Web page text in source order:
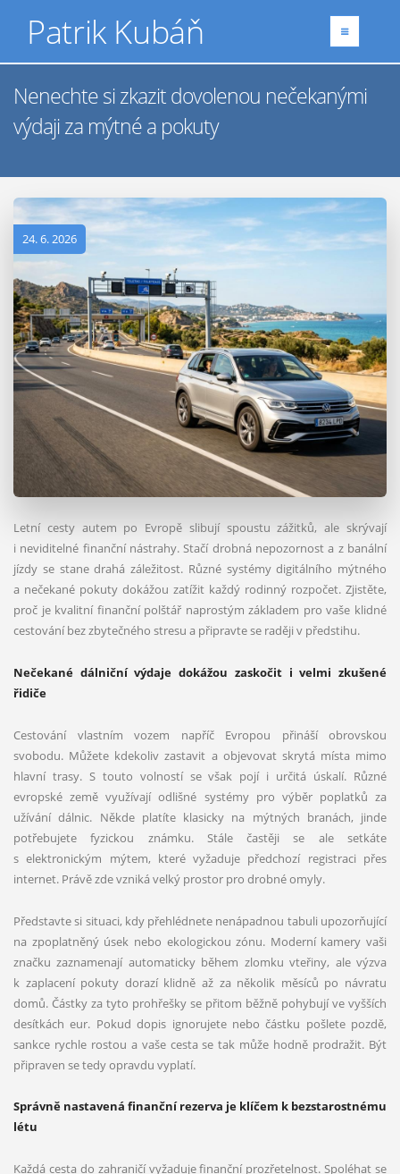
Patrik Kubáň
Nenechte si zkazit dovolenou nečekanými
výdaji za mýtné a pokuty
24. 6. 2026
Letní cesty autem po Evropě slibují spoustu zážitků, ale skrývají
i neviditelné finanční nástrahy. Stačí drobná nepozornost a z banální
jízdy se stane drahá záležitost. Různé systémy digitálního mýtného
a nečekané pokuty dokážou zatížit každý rodinný rozpočet. Zjistěte,
proč je kvalitní finanční polštář naprostým základem pro vaše klidné
cestování bez zbytečného stresu a připravte se raději v předstihu.
Nečekané dálniční výdaje dokážou zaskočit i velmi zkušené
řidiče
Cestování vlastním vozem napříč Evropou přináší obrovskou
svobodu. Můžete kdekoliv zastavit a objevovat skrytá místa mimo
hlavní trasy. S touto volností se však pojí i určitá úskalí. Různé
evropské země využívají odlišné systémy pro výběr poplatků za
užívání dálnic. Někde platíte klasicky na mýtných branách, jinde
potřebujete fyzickou známku. Stále častěji se ale setkáte
s elektronickým mýtem, které vyžaduje předchozí registraci přes
internet. Právě zde vzniká velký prostor pro drobné omyly.
Představte si situaci, kdy přehlédnete nenápadnou tabuli upozorňující
na zpoplatněný úsek nebo ekologickou zónu. Moderní kamery vaši
značku zaznamenají automaticky během zlomku vteřiny, ale výzva
k zaplacení pokuty dorazí klidně až za několik měsíců po návratu
domů. Částky za tyto prohřešky se přitom běžně pohybují ve vyšších
desítkách eur. Pokud dopis ignorujete nebo částku pošlete pozdě,
sankce rychle rostou a vaše cesta se tak může hodně prodražit. Být
připraven se tedy opravdu vyplatí.
Správně nastavená finanční rezerva je klíčem k bezstarostnému
létu
Každá cesta do zahraničí vyžaduje finanční prozřetelnost. Spoléhat se